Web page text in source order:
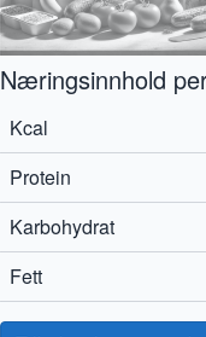
Næringsinnhold
Kcal
Protein
Karbohydrat
Fett